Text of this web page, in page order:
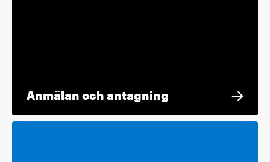
Anmälan och antagning